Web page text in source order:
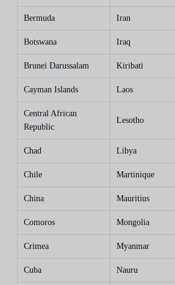
Bermuda Iran
Botswana Iraq
Brunei Darussalam Kiribati
Cayman Islands Laos
Central African
Republic
Lesotho
Chad Libya
Chile Martinique
China Mauritius
Comoros Mongolia
Crimea Myanmar
Cuba Nauru